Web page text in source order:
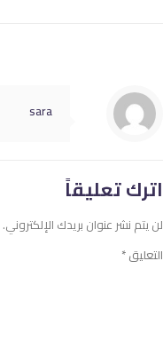
sara
اترك تعليقاً
لن يتم نشر عنوان بريدك الإلكتروني.
التعليق*